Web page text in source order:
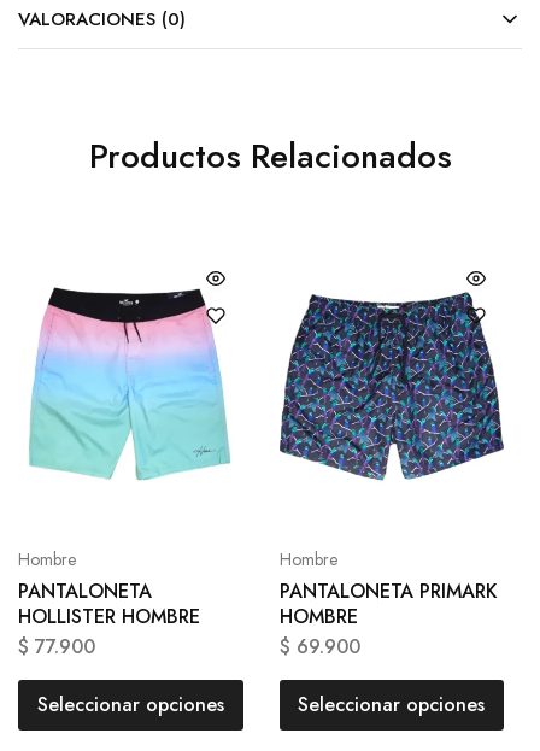
VALORACIONES (0)
Productos Relacionados
Hombre
PANTALONETA
HOLLISTER HOMBRE
$ 77.900
Seleccionar opciones
Hombre
PANTALONETA PRIMARK
HOMBRE
$ 69.900
Seleccionar opciones